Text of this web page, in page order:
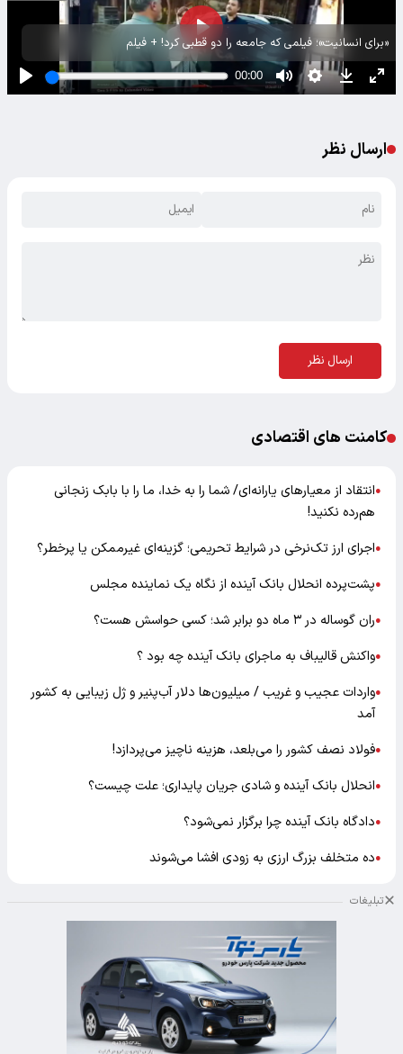
«برای انسانیت»؛ فیلمی که جامعه را دو قطبی کرد! + فیلم
ارسال نظر
ارسال نظر
کامنت های اقتصادی
●انتقاد از معیارهای یارانه‌ای/ شما را به خدا، ما را با بابک زنجانی
هم‌رده نکنید!
●اجرای ارز تک‌نرخی در شرایط تحریمی؛ گزینه‌ای غیرممکن یا پرخطر؟
●پشت‌پرده انحلال بانک آینده از نگاه یک نماینده مجلس
●ران گوساله در ۳ ماه دو برابر شد؛ کسی حواسش هست؟
●واکنش قالیباف به ماجرای بانک آینده چه بود ؟
●واردات عجیب و غریب / میلیون‌ها دلار آب‌پنیر و ژل زیبایی به کشور
آمد
●فولاد نصف کشور را می‌بلعد، هزینه ناچیز می‌پردازد!
●انحلال بانک آینده و شادی جریان پایداری؛ علت چیست؟
●دادگاه بانک آینده چرا برگزار نمی‌شود؟
●ده متخلف بزرگ ارزی به زودی افشا می‌شوند
تبلیغات